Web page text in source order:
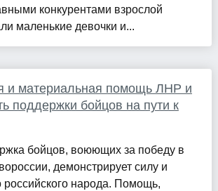
конкурентами взрослой
маленькие девочки и...
и материальная помощь ЛНР и
поддержки бойцов на пути к
бойцов, воюющих за победу в
демонстрирует силу и
российского народа. Помощь,